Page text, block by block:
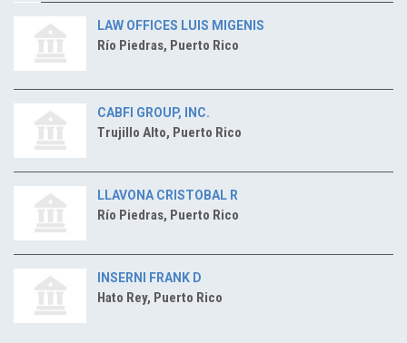
LAW OFFICES LUIS MIGENIS
Río Piedras, Puerto Rico
CABFI GROUP, INC.
Trujillo Alto, Puerto Rico
LLAVONA CRISTOBAL R
Río Piedras, Puerto Rico
INSERNI FRANK D
Hato Rey, Puerto Rico